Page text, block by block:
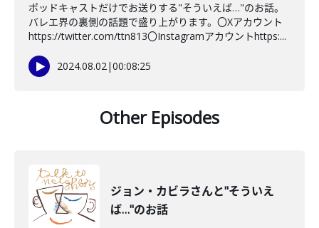
ポッドキャストだけでお送りする"そういえば…"のお話。
バレエ界の裏側の話題で盛り上がります。〇Xアカウント
https://twitter.com/ttn813〇Instagramアカウントhttps:...
2024.08.02|00:08:25
Other Episodes
ジョン・カビラさんと"そういえ
ば…"のお話